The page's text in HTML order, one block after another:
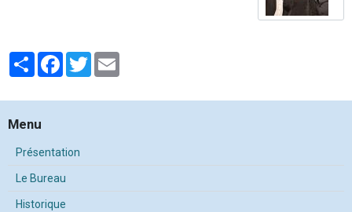
PartagerFacebook
Twitter
Menu
Présentation
Le Bureau
Historique